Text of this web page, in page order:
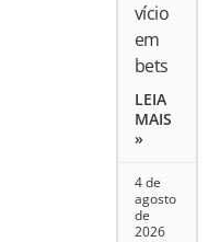
vício
em
bets
LEIA
MAIS
»
4 de
agosto
de
2026